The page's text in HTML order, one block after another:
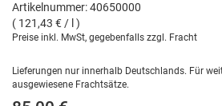
Artikelnummer: 40650000
( 121,43 € / l )
Preise inkl. MwSt, gegebenfalls zzgl. Fracht
Lieferungen nur innerhalb Deutschlands. Für
ausgewiesene Frachtsätze.